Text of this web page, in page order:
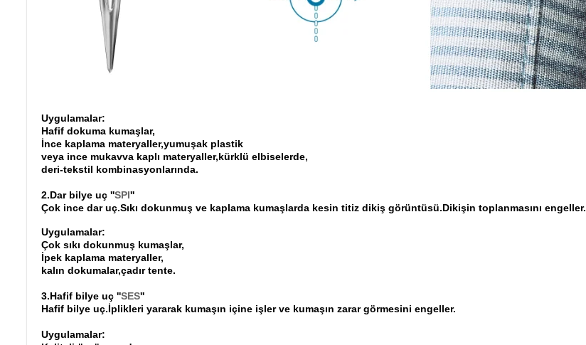
Uygulamalar:
Hafif dokuma kumaşlar,
İnce kaplama materyaller,yumuşak plastik
veya ince mukavva kaplı materyaller,kürklü elbiselerde,
deri-tekstil kombinasyonlarında.
2.Dar bilye uç ''SPI''
Çok ince dar uç.Sıkı dokunmuş ve kaplama kumaşlarda kesin titiz dikiş görüntüsü.Dikişin toplanmasını engeller.
Uygulamalar:
Çok sıkı dokunmuş kumaşlar,
İpek kaplama materyaller,
kalın dokumalar,çadır tente.
3.Hafif bilye uç ''SES''
Hafif bilye uç.İplikleri yararak kumaşın içine işler ve kumaşın zarar görmesini engeller.
Uygulamalar: